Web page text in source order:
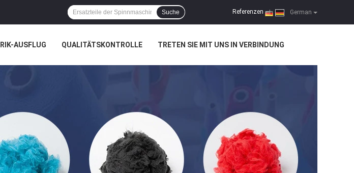
German
Referenzen |
Suche
AUSFLUG QUALITÄTSKONTROLLE TRETEN SIE MIT UNS IN VERBINDUNG